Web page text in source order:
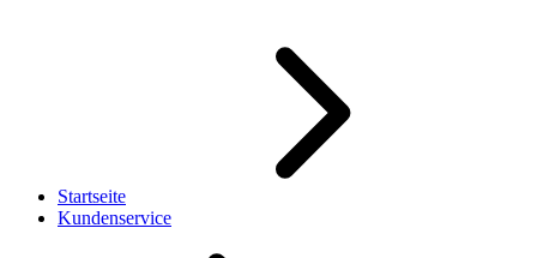
Startseite
Kundenservice